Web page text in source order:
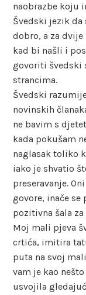
naobrazbe koju
Švedski jezik da
dobro, a za
kad bi našli i
govoriti švedski
strancima.
Švedski
novinskih
ne bavim s
kada pokušam
naglasak toliko
iako je shvatio
preseravanje.
govore, inače se
pozitivna šala
Moj mali pjeva
crtića, imitira
puta na svoj
vam je kao
usvojila